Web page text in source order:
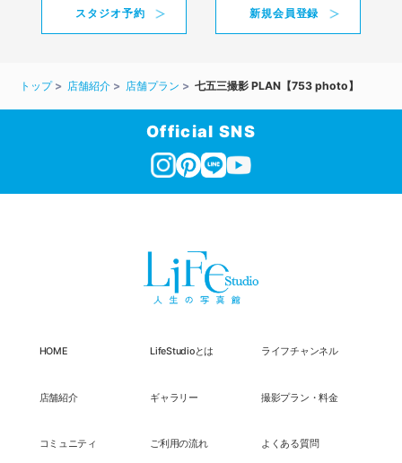
スタジオ予約 新規会員登録
トップ 店舗紹介 店舗プラン 七五三撮影 PLAN【753 photo】
Official SNS
HOME LifeStudioとは ライフチャンネル
店舗紹介 ギャラリー 撮影プラン・料金
コミュニティ ご利用の流れ よくある質問